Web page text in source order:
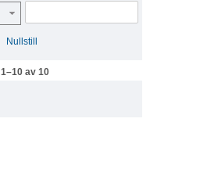
Nullstill
1–10 av 10